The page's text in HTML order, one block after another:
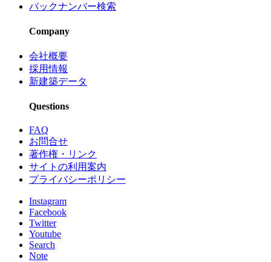
バックナンバー検索
Company
会社概要
採用情報
新建築データ
Questions
FAQ
お問合せ
著作権・リンク
サイトの利用案内
プライバシーポリシー
Instagram
Facebook
Twitter
Youtube
Search
Note